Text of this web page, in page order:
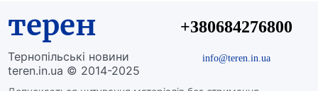
терен
Тернопільські новини
teren.in.ua © 2014-2025
+380684276800
info@teren.in.ua